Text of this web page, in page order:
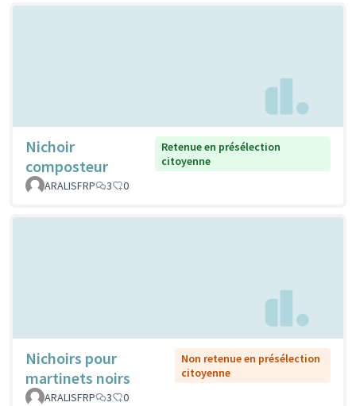
Nichoir
composteur
Retenue en présélection
citoyenne
ARALISFRP
3 0
Nichoirs pour
martinets noirs
Non retenue en présélection
citoyenne
ARALISFRP
3 0